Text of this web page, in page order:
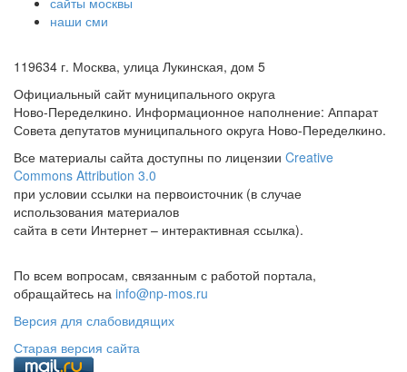
наши сми
119634 г. Москва, улица Лукинская, дом 5
Официальный сайт муниципального округа
Ново-Переделкино. Информационное наполнение: Аппарат
Совета депутатов муниципального округа Ново-Переделкино.
Все материалы сайта доступны по лицензии Creative
Commons Attribution 3.0
при условии ссылки на первоисточник (в случае
использования материалов
сайта в сети Интернет – интерактивная ссылка).
По всем вопросам, связанным с работой портала,
обращайтесь на info@np-mos.ru
Версия для слабовидящих
Старая версия сайта